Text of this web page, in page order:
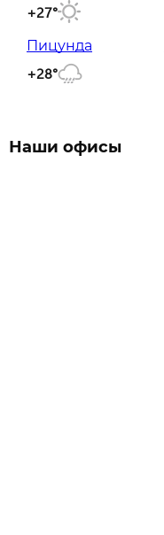
+27°
Пицунда
+28°
Наши офисы